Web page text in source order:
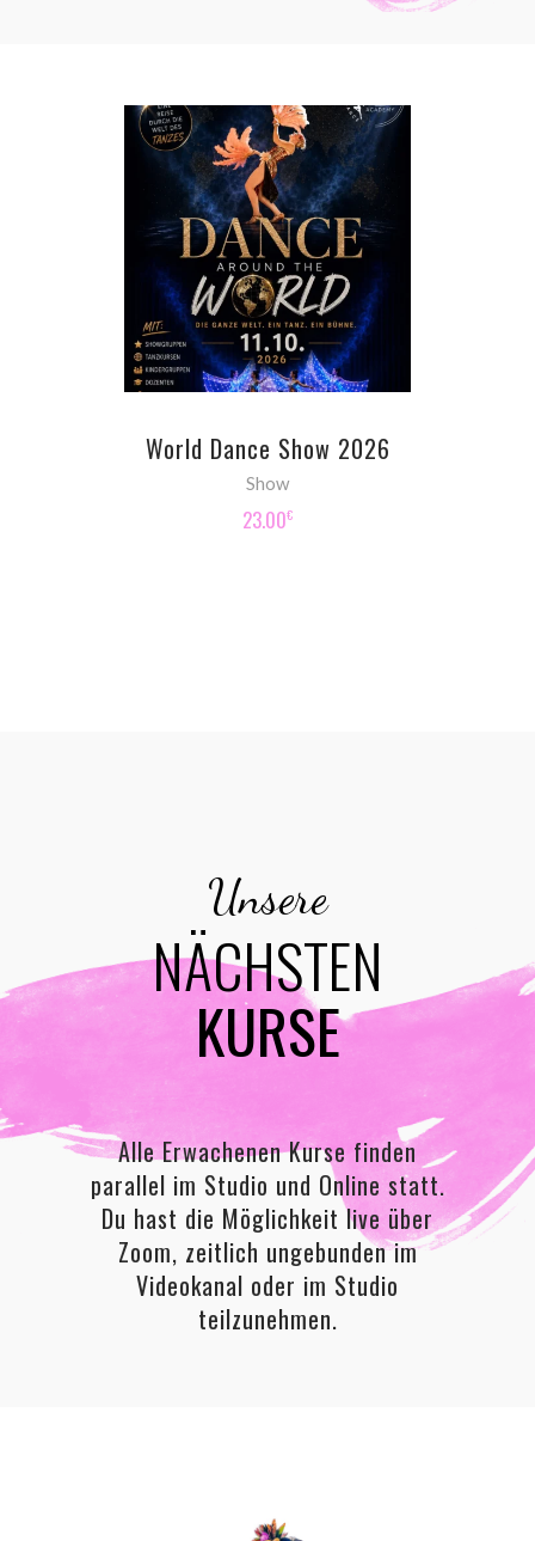
ADD TO CART
World Dance Show 2026
Show
23.00€
Unsere
NÄCHSTEN
KURSE
Alle Erwachenen Kurse finden
parallel im Studio und Online statt.
Du hast die Möglichkeit live über
Zoom, zeitlich ungebunden im
Videokanal oder im Studio
teilzunehmen.